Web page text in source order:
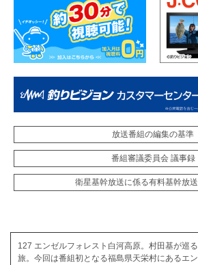
放送番組の編集の基準
番組審議委員会 議事録
衛星基幹放送に係る有料基幹放
127 エンゼルフォレスト白河高原。村田基が巡
旅。今回は番組初となる福島県天栄村にあるエ